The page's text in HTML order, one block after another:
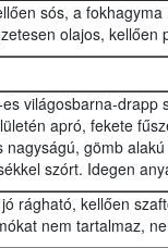
sós, a
olajos, kellően
világosbarna-drapp
apró, fekete
gömb
szórt. Idegen
rágható, kellően
nem tartalmaz,